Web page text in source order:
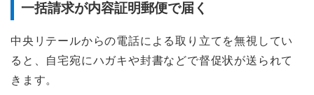
一括請求が内容証明郵便で届く
中央リテールからの電話による取り立てを無視してい
ると、自宅宛にハガキや封書などで督促状が送られて
きます。